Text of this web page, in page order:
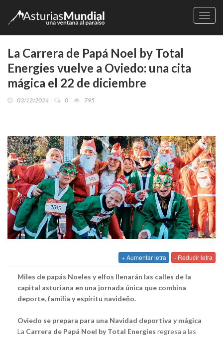
La Carrera de Papá Noel by Total
Energies vuelve a Oviedo: una cita
mágica el 22 de diciembre
03/12/2024 0 795
+ Aumentar letra - Reducir letra
Miles de papás Noeles y elfos llenarán las calles de la
capital asturiana en una jornada única que combina
deporte, familia y espíritu navideño.
Oviedo se prepara para una Navidad deportiva y mágica
La Carrera de Papá Noel by Total Energies regresa a las